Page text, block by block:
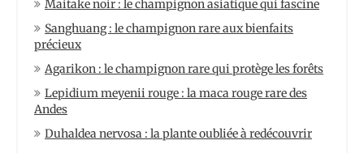
Maitake noir : le champignon asiatique qui fascine
Sanghuang : le champignon rare aux bienfaits
précieux
Agarikon : le champignon rare qui protège les forêts
Lepidium meyenii rouge : la maca rouge rare des
Andes
Duhaldea nervosa : la plante oubliée à redécouvrir